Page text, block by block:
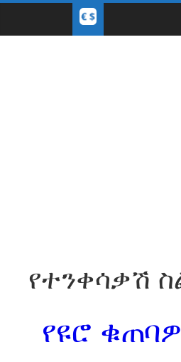
የተንቀሳቃሽ
የዩሮ